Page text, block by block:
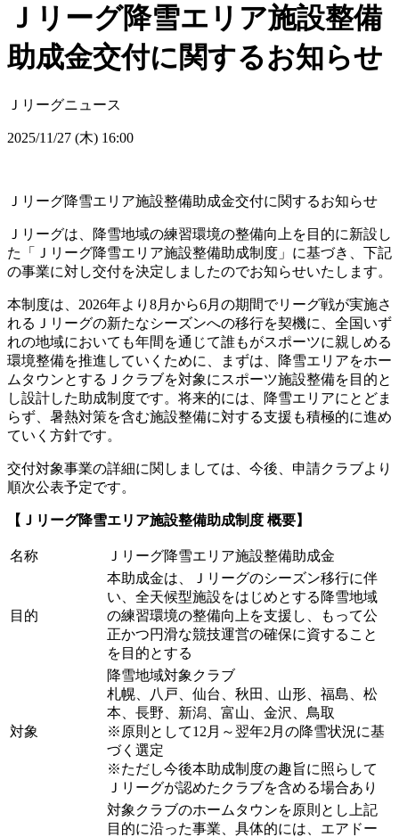
Ｊリーグ降雪エリア施設整備
助成金交付に関するお知らせ
Ｊリーグニュース
2025/11/27 (木) 16:00
Ｊリーグ降雪エリア施設整備助成金交付に関するお知らせ
Ｊリーグは、降雪地域の練習環境の整備向上を目的に新設し
た「Ｊリーグ降雪エリア施設整備助成制度」に基づき、下記
の事業に対し交付を決定しましたのでお知らせいたします。
本制度は、2026年より8月から6月の期間でリーグ戦が実施さ
れるＪリーグの新たなシーズンへの移行を契機に、全国いず
れの地域においても年間を通じて誰もがスポーツに親しめる
環境整備を推進していくために、まずは、降雪エリアをホー
ムタウンとするＪクラブを対象にスポーツ施設整備を目的と
し設計した助成制度です。将来的には、降雪エリアにとどま
らず、暑熱対策を含む施設整備に対する支援も積極的に進め
ていく方針です。
交付対象事業の詳細に関しましては、今後、申請クラブより
順次公表予定です。
【Ｊリーグ降雪エリア施設整備助成制度 概要】
名称 Ｊリーグ降雪エリア施設整備助成金
目的
本助成金は、Ｊリーグのシーズン移行に伴
い、全天候型施設をはじめとする降雪地域
の練習環境の整備向上を支援し、もって公
正かつ円滑な競技運営の確保に資すること
を目的とする
対象
降雪地域対象クラブ
札幌、八戸、仙台、秋田、山形、福島、松
本、長野、新潟、富山、金沢、鳥取
※原則として12月～翌年2月の降雪状況に基
づく選定
※ただし今後本助成制度の趣旨に照らして
Ｊリーグが認めたクラブを含める場合あり
対象クラブのホームタウンを原則とし上記
目的に沿った事業、具体的には、エアドー